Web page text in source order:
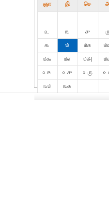
ஞா தி் செ
௨
௩ ௪
௯
௰ ௰௧
௰௬
௰௭ ௰௮
௨௩
௨௪ ௨௫
௩௰
௩௧